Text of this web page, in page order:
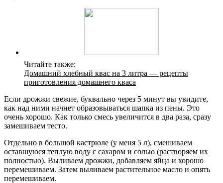
Читайте также:
Домашний хлебный квас на 3 литра — рецепты
приготовления домашнего кваса
Если дрожжи свежие, буквально через 5 минут вы увидите,
как над ними начнет образовываться шапка из пены. Это
очень хорошо. Как только смесь увеличится в два раза, сразу
замешиваем тесто.
Отдельно в большой кастрюле (у меня 5 л), смешиваем
оставшуюся теплую воду с сахаром и солью (растворяем их
полностью). Выливаем дрожжи, добавляем яйца и хорошо
перемешиваем. Затем выливаем растительное масло и опять
перемешиваем.